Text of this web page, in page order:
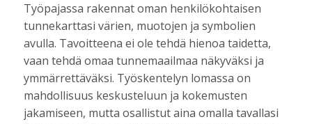
Työpajassa rakennat oman henkilökohtaisen
tunnekarttasi värien, muotojen ja symbolien
avulla. Tavoitteena ei ole tehdä hienoa taidetta,
vaan tehdä omaa tunnemaailmaa näkyväksi ja
ymmärrettäväksi. Työskentelyn lomassa on
mahdollisuus keskusteluun ja kokemusten
jakamiseen, mutta osallistut aina omalla tavallasi